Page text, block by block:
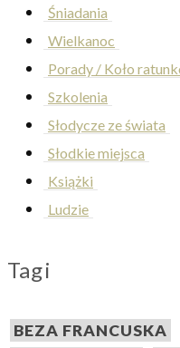
Śniadania
Wielkanoc
Porady / Koło
Szkolenia
Słodycze ze świata
Słodkie miejsca
Książki
Ludzie
Tagi
BEZA FRANCUSKA